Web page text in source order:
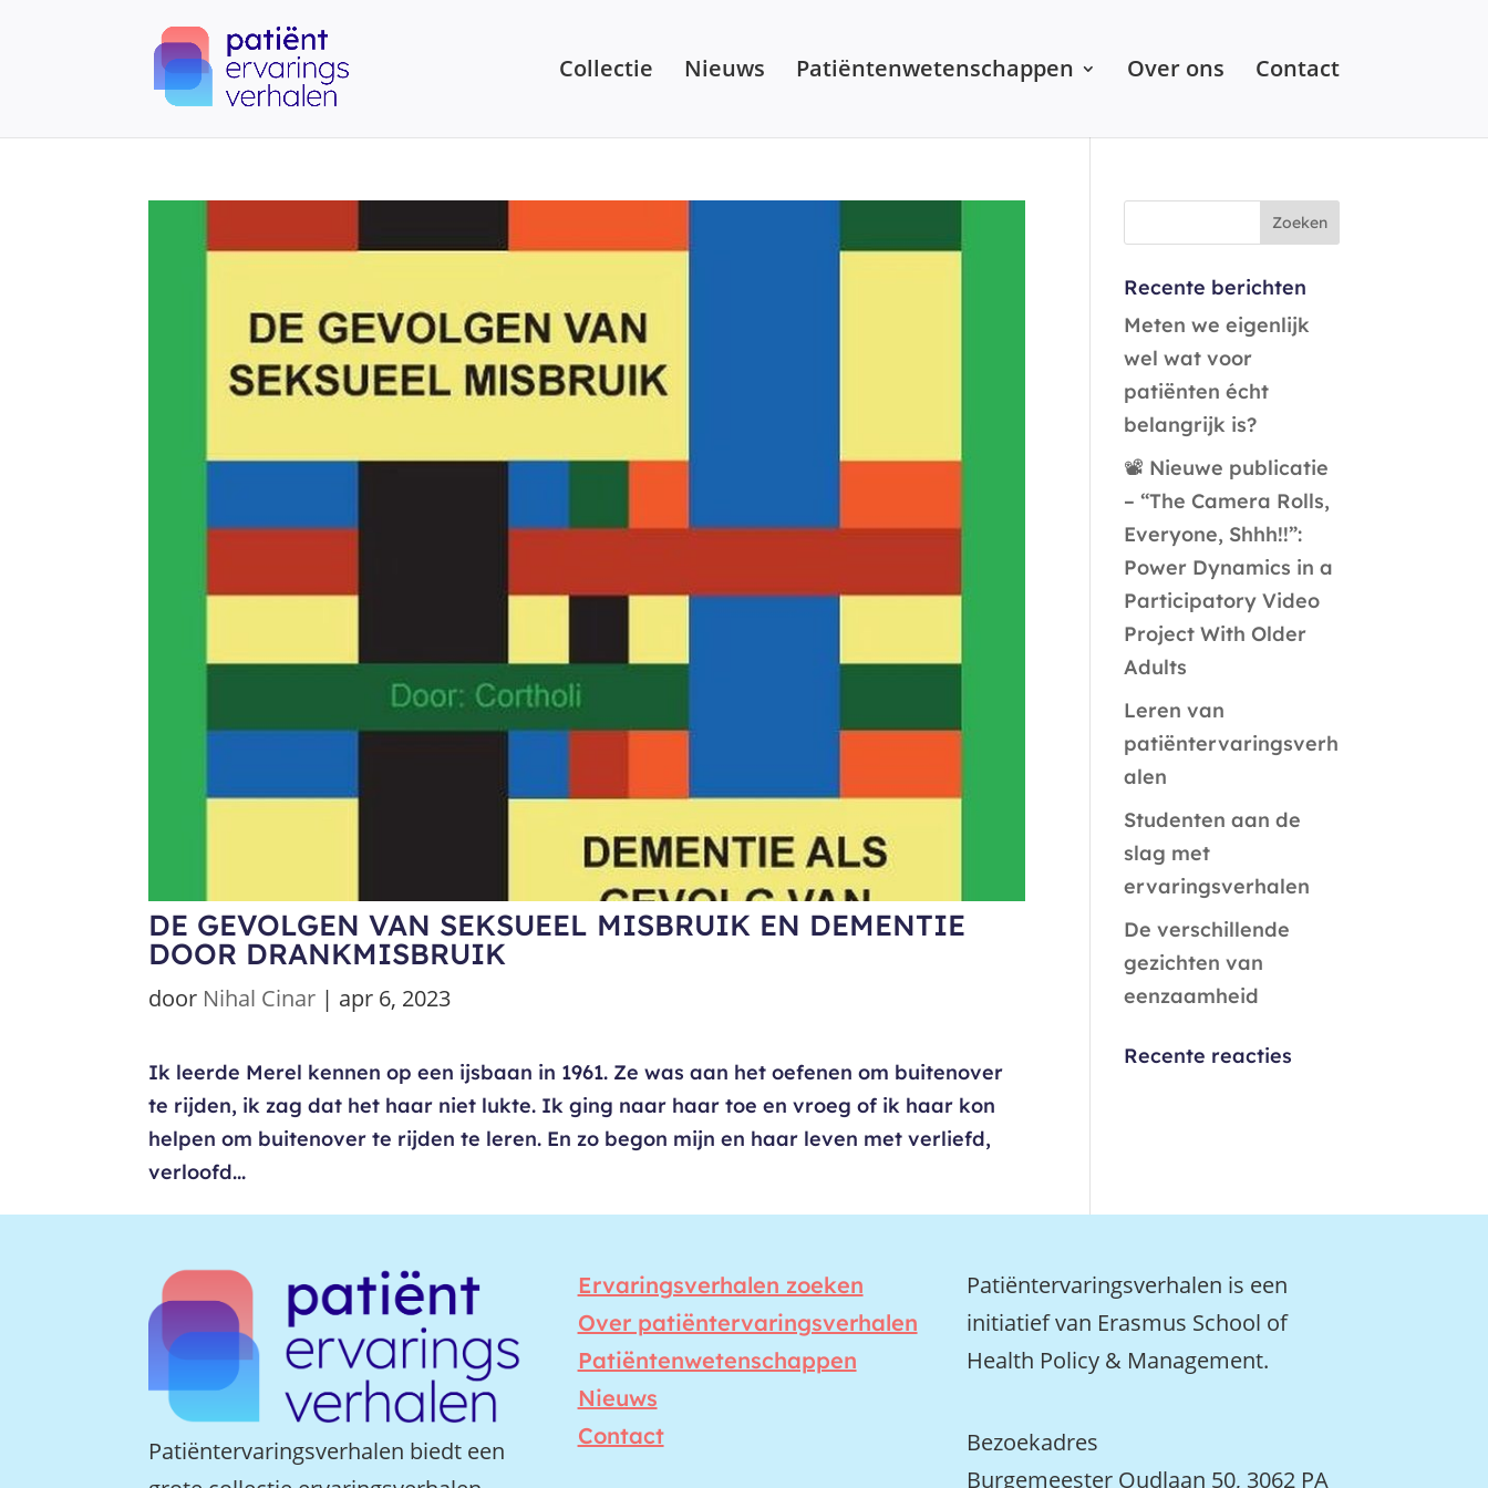
Collectie Nieuws Patiëntenwetenschappen Over ons Contact
DE GEVOLGEN VAN SEKSUEEL MISBRUIK EN DEMENTIE
DOOR DRANKMISBRUIK
door Nihal Cinar | apr 6, 2023
Ik leerde Merel kennen op een ijsbaan in 1961. Ze was aan het oefenen om buitenover
te rijden, ik zag dat het haar niet lukte. Ik ging naar haar toe en vroeg of ik haar kon
helpen om buitenover te rijden te leren. En zo begon mijn en haar leven met verliefd,
verloofd...
Recente berichten
Meten we eigenlijk
wel wat voor
patiënten écht
belangrijk is?
📽️ Nieuwe publicatie
– “The Camera Rolls,
Everyone, Shhh!!”:
Power Dynamics in a
Participatory Video
Project With Older
Adults
Leren van
patiëntervaringsverh
alen
Studenten aan de
slag met
ervaringsverhalen
De verschillende
gezichten van
eenzaamheid
Recente reacties
Patiëntervaringsverhalen biedt een
Ervaringsverhalen zoeken
Over patiëntervaringsverhalen
Patiëntenwetenschappen
Nieuws
Contact
Patiëntervaringsverhalen is een
initiatief van Erasmus School of
Health Policy & Management.
Bezoekadres
Burgemeester Oudlaan 50, 3062 PA